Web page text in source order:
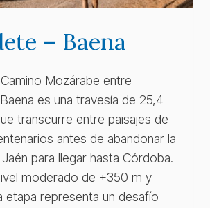
– Baena
Mozárabe entre
es una travesía de 25,4
transcurre entre paisajes de
antes de abandonar la
para llegar hasta Córdoba.
moderado de +350 m y
etapa representa un desafío